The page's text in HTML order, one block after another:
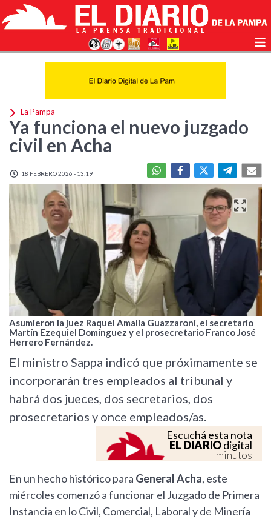
La Pampa
Ya funciona el nuevo juzgado
civil en Acha
18 FEBRERO 2026 - 13:19
Asumieron la juez Raquel Amalia Guazzaroni, el secretario
Martín Ezequiel Domínguez y el prosecretario Franco José
Herrero Fernández.
El ministro Sappa indicó que próximamente se
incorporarán tres empleados al tribunal y
habrá dos jueces, dos secretarios, dos
prosecretarios y once empleados/as.
Escuchá esta nota
EL DIARIOdigital
minutos
En un hecho histórico para General Acha, este
miércoles comenzó a funcionar el Juzgado de Primera
Instancia en lo Civil, Comercial, Laboral y de Minería